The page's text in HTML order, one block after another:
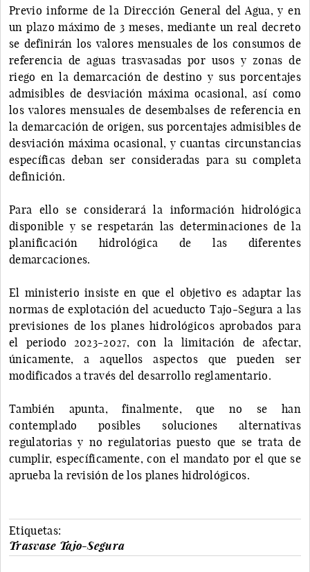
Previo informe de la Dirección General del Agua, y en
un plazo máximo de 3 meses, mediante un real decreto
se definirán los valores mensuales de los consumos de
referencia de aguas trasvasadas por usos y zonas de
riego en la demarcación de destino y sus porcentajes
admisibles de desviación máxima ocasional, así como
los valores mensuales de desembalses de referencia en
la demarcación de origen, sus porcentajes admisibles de
desviación máxima ocasional, y cuantas circunstancias
específicas deban ser consideradas para su completa
definición.
Para ello se considerará la información hidrológica
disponible y se respetarán las determinaciones de la
planificación hidrológica de las diferentes
demarcaciones.
El ministerio insiste en que el objetivo es adaptar las
normas de explotación del acueducto Tajo-Segura a las
previsiones de los planes hidrológicos aprobados para
el periodo 2023-2027, con la limitación de afectar,
únicamente, a aquellos aspectos que pueden ser
modificados a través del desarrollo reglamentario.
También apunta, finalmente, que no se han
contemplado posibles soluciones alternativas
regulatorias y no regulatorias puesto que se trata de
cumplir, específicamente, con el mandato por el que se
aprueba la revisión de los planes hidrológicos.
Etiquetas:
Trasvase Tajo-Segura